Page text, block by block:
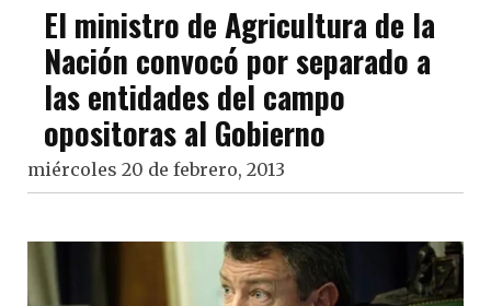
El ministro de Agricultura de la
Nación convocó por separado a
las entidades del campo
opositoras al Gobierno
miércoles 20 de febrero, 2013